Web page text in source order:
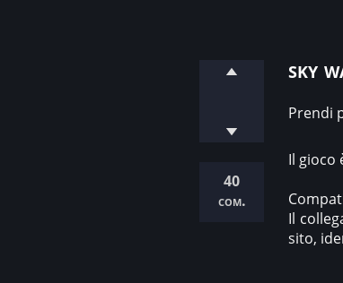
40
com.
sky
Prendi
Il gioco
Il
sito,